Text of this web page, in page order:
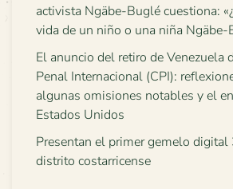
activista Ngäbe-Buglé cuestiona:
vida de un niño o una niña Ngäbe-
El anuncio del retiro de Venezuela
Penal Internacional (CPI):
algunas omisiones notables y el
Estados Unidos
Presentan el primer gemelo digital
distrito costarricense